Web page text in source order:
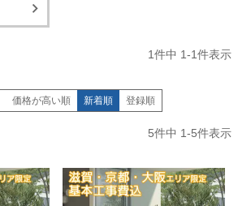
1件中 1-1件表示
価格が高い順 新着順 登録順
5件中 1-5件表示